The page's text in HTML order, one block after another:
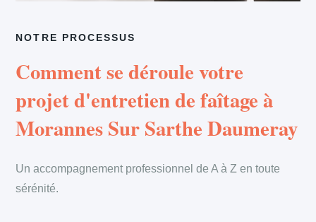
NOTRE PROCESSUS
Comment se déroule votre
projet d'entretien de faîtage à
Morannes Sur Sarthe Daumeray
Un accompagnement professionnel de A à Z en toute
sérénité.